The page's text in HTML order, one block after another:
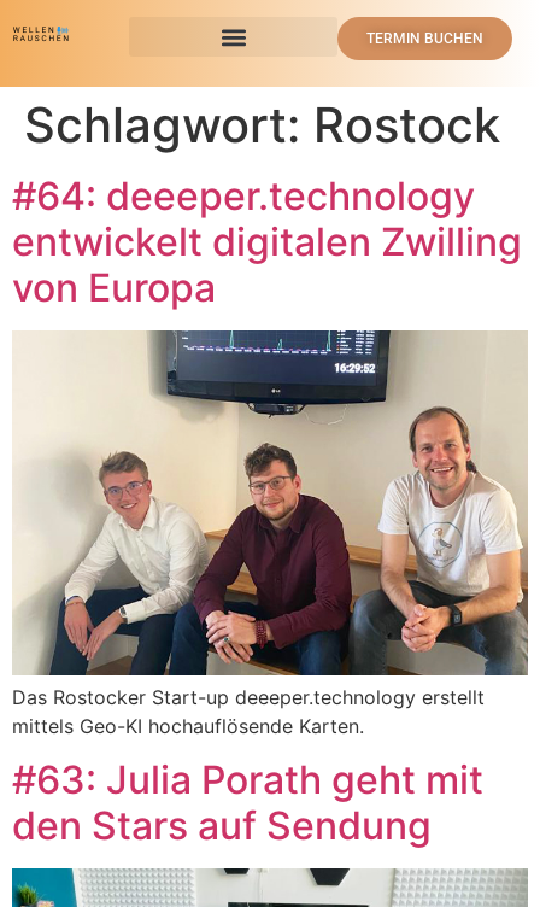
TERMIN BUCHEN
Schlagwort: Rostock
#64: deeeper.technology
entwickelt digitalen Zwilling
von Europa
Das Rostocker Start-up deeeper.technology erstellt
mittels Geo-KI hochauflösende Karten.
#63: Julia Porath geht mit
den Stars auf Sendung